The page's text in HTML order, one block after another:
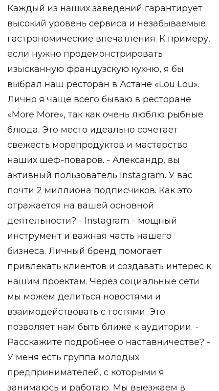
Каждый из наших заведений гарантирует
высокий уровень сервиса и незабываемые
гастрономические впечатления. К примеру,
если нужно продемонстрировать
изысканную французскую кухню, я бы
выбрал наш ресторан в Астане «Lou Lou».
Лично я чаще всего бываю в ресторане
«More More», так как очень люблю рыбные
блюда. Это место идеально сочетает
свежесть морепродуктов и мастерство
наших шеф-поваров. - Александр, вы
активный пользователь Instagram. У вас
почти 2 миллиона подписчиков. Как это
отражается на вашей основной
деятельности? - Instagram - мощный
инструмент и важная часть нашего
бизнеса. Личный бренд помогает
привлекать клиентов и создавать интерес к
нашим проектам. Через социальные сети
мы можем делиться новостями и
взаимодействовать с гостями. Это
позволяет нам быть ближе к аудитории. -
Расскажите подробнее о наставничестве? -
У меня есть группа молодых
предпринимателей, с которыми я
занимаюсь и работаю. Мы выезжаем в